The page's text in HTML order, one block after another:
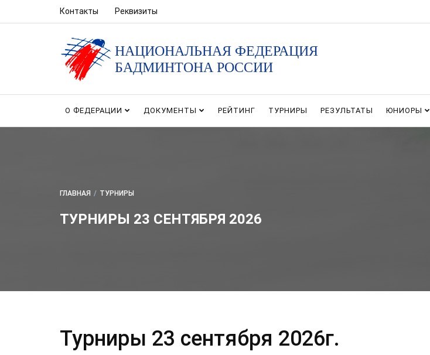
Контакты Реквизиты
НАЦИОНАЛЬНАЯ ФЕДЕРАЦИЯ
БАДМИНТОНА РОССИИ
О ФЕДЕРАЦИИ ДОКУМЕНТЫ РЕЙТИНГ ТУРНИРЫ РЕЗУЛЬТАТЫ ЮНИОРЫ
ГЛАВНАЯ / ТУРНИРЫ
ТУРНИРЫ 23 СЕНТЯБРЯ 2026
Турниры 23 сентября 2026г.